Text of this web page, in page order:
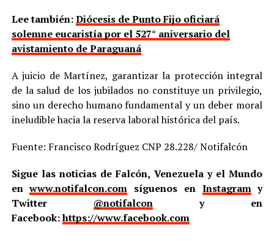
Lee también:Diócesis de Punto Fijo oficiará
solemne eucaristía por el 527° aniversario del
avistamiento de Paraguaná
A juicio de Martínez, garantizar la protección integral
de la salud de los jubilados no constituye un privilegio,
sino un derecho humano fundamental y un deber moral
ineludible hacia la reserva laboral histórica del país.
Fuente: Francisco Rodríguez CNP 28.228/ Notifalcón
Sigue las noticias de Falcón, Venezuela y el Mundo
enwww.notifalcon.com síguenos en Instagramy
Twitter @notifalcony en
Facebook:https://www.facebook.com